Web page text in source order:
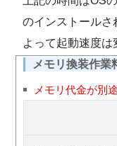
のインストールさ
よって起動速度は
メモリ換装作業
メモリ代金が別